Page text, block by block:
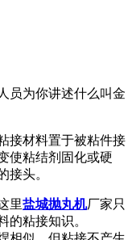
员为你讲述什么叫金
接材料置于被粘件接
使粘结剂固化或硬
接头。
里盐城抛丸机厂家只
的粘接知识。